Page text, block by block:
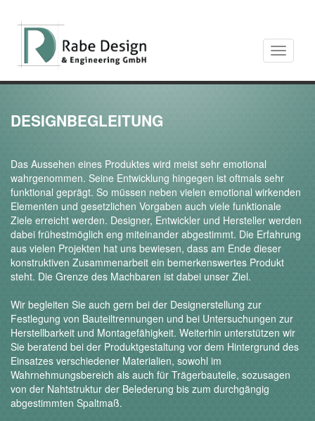
Toggle
DESIGNBEGLEITUNG
Das Aussehen eines Produktes wird meist sehr emotional
wahrgenommen. Seine Entwicklung hingegen ist oftmals sehr
funktional geprägt. So müssen neben vielen emotional wirkenden
Elementen und gesetzlichen Vorgaben auch viele funktionale
Ziele erreicht werden. Designer, Entwickler und Hersteller werden
dabei frühestmöglich eng miteinander abgestimmt. Die Erfahrung
aus vielen Projekten hat uns bewiesen, dass am Ende dieser
konstruktiven Zusammenarbeit ein bemerkenswertes Produkt
steht. Die Grenze des Machbaren ist dabei unser Ziel.
Wir begleiten Sie auch gern bei der Designerstellung zur
Festlegung von Bauteiltrennungen und bei Untersuchungen zur
Herstellbarkeit und Montagefähigkeit. Weiterhin unterstützen wir
Sie beratend bei der Produktgestaltung vor dem Hintergrund des
Einsatzes verschiedener Materialien, sowohl im
Wahrnehmungsbereich als auch für Trägerbauteile, sozusagen
von der Nahtstruktur der Belederung bis zum durchgängig
abgestimmten Spaltmaß.